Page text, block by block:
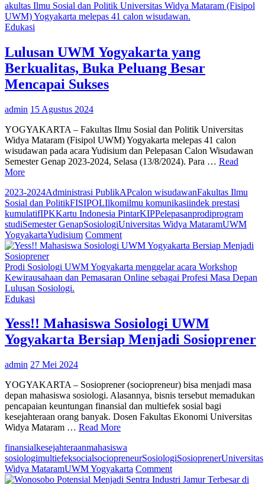
Terjun
ke
Pemilik
Media
Amnesia
akultas Ilmu Sosial dan Politik Universitas Widya Mataram (Fisipol
UWM) Yogyakarta melepas 41 calon wisudawan.
Edukasi
Lulusan UWM Yogyakarta yang
Berkualitas, Buka Peluang Besar
Mencapai Sukses
admin 15 Agustus 2024
YOGYAKARTA – Fakultas Ilmu Sosial dan Politik Universitas
Widya Mataram (Fisipol UWM) Yogyakarta melepas 41 calon
wisudawan pada acara Yudisium dan Pelepasan Calon Wisudawan
Semester Genap 2023-2024, Selasa (13/8/2024). Para … Read
More
2023-2024Administrasi PublikAPcalon wisudawanFakultas Ilmu
Sosial dan PolitikFISIPOLIlkomilmu komunikasiindek prestasi
kumulatifIPKKartu Indonesia PintarKIPPelepasanprodiprogram
studiSemester GenapSosiologiUniversitas Widya MataramUWM
YogyakartaYudisium Commenton
Lulusan
Yogyakarta
yang
Besar
Mencapai
Sukses
Prodi Sosiologi UWM Yogyakarta menggelar acara Workshop
Kewirausahaan dan Pemasaran Online sebagai Profesi Masa Depan
Lulusan Sosiologi.
Edukasi
Yess!! Mahasiswa Sosiologi UWM
Yogyakarta Bersiap Menjadi Sosioprener
admin 27 Mei 2024
YOGYAKARTA – Sosioprener (sociopreneur) bisa menjadi masa
depan mahasiswa sosiologi. Alasannya, bisnis tersebut memadukan
pencapaian keuntungan finansial dan multiefek sosial bagi
kesejahteraan orang banyak. Dosen Fakultas Ekonomi Universitas
Widya Mataram … Read More
finansialkesejahteraanmahasiswa
sosiologimultiefeksocialsociopreneurSosiologiSosioprenerUniversitas
Widya MataramUWM Yogyakarta Commenton
Yess!!